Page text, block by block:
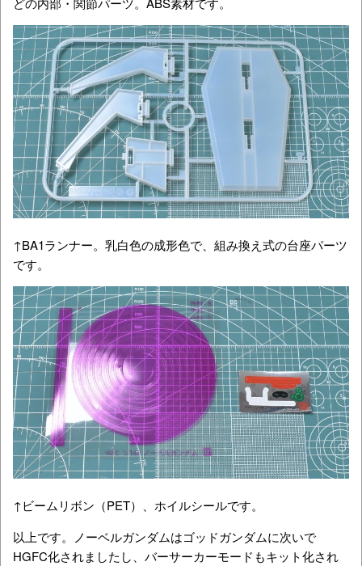
↑BA1ランナー。乳白色の成形色で、組み換え式の台座パーツ
です。
↑ビームリボン（PET）、ホイルシールです。
以上です。ノーベルガンダムはゴッドガンダムに次いで
HGFC化されましたし、バーサーカーモードもキット化され